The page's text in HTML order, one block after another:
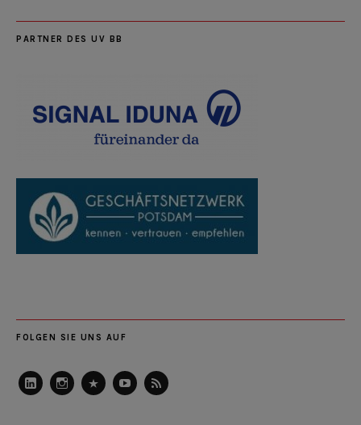
PARTNER DES UV BB
FOLGEN SIE UNS AUF